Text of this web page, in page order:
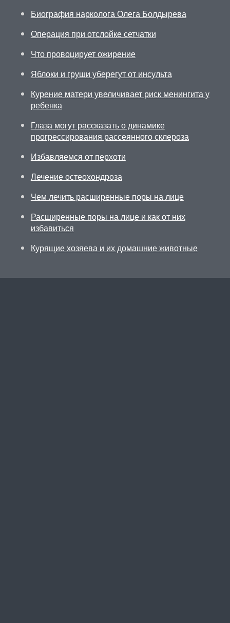
Биография нарколога Олега Болдырева
Операция при отслойке сетчатки
Что провоцирует ожирение
Яблоки и груши уберегут от инсульта
Курение матери увеличивает риск менингита у
ребенка
Глаза могут рассказать о динамике
прогрессирования рассеянного склероза
Избавляемся от перхоти
Лечение остеохондроза
Чем лечить расширенные поры на лице
Расширенные поры на лице и как от них
избавиться
Курящие хозяева и их домашние животные